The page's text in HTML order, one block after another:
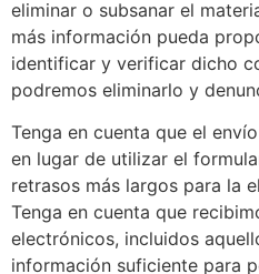
eliminar o subsanar el
más información pueda
identificar y verificar dicho
podremos eliminarlo y
Tenga en cuenta que el
en lugar de utilizar el
retrasos más largos para la
Tenga en cuenta que
electrónicos, incluidos
información suficiente para